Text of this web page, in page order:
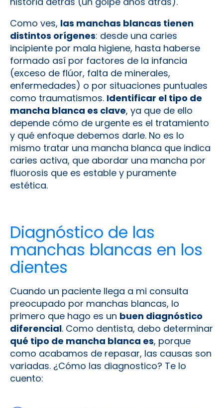
Como ves, las manchas blancas tienen
distintos orígenes: desde una caries
incipiente por mala higiene, hasta haberse
formado así por factores de la infancia
(exceso de flúor, falta de minerales,
enfermedades) o por situaciones puntuales
como traumatismos. Identificar el tipo de
mancha blanca es clave, ya que de ello
depende cómo de urgente es el tratamiento
y qué enfoque debemos darle. No es lo
mismo tratar una mancha blanca que indica
caries activa, que abordar una mancha por
fluorosis que es estable y puramente
estética.
Diagnóstico de las
manchas blancas en los
dientes
Cuando un paciente llega a mi consulta
preocupado por manchas blancas, lo
primero que hago es un buen diagnóstico
diferencial. Como dentista, debo determinar
qué tipo de mancha blanca es, porque
como acabamos de repasar, las causas son
variadas. ¿Cómo las diagnostico? Te lo
cuento: